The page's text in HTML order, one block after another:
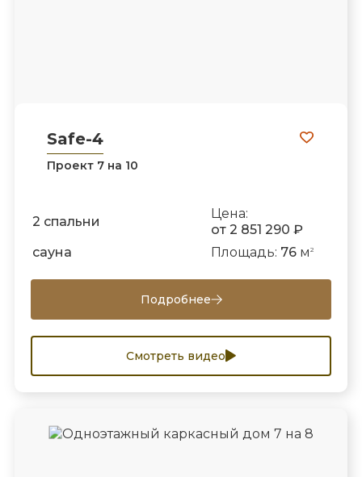
Safe-4
Проект 7 на 10
2 спальни
Цена:
от 2 851 290 ₽
сауна
Площадь: 76м 2
Подробнее
Смотреть видео